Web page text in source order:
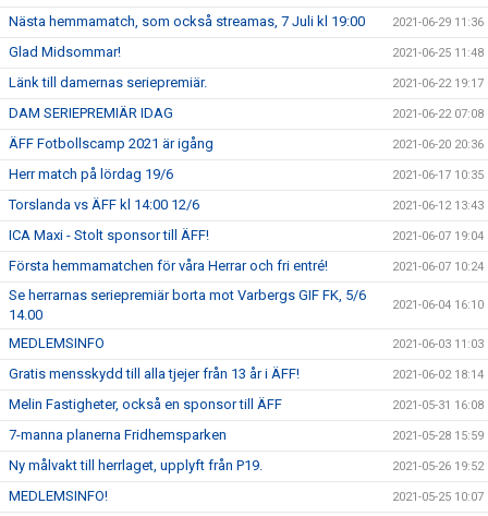
Nästa hemmamatch, som också streamas, 7 Juli kl 19:00 2021-06-29 11:36
Glad Midsommar! 2021-06-25 11:48
Länk till damernas seriepremiär. 2021-06-22 19:17
DAM SERIEPREMIÄR IDAG 2021-06-22 07:08
ÄFF Fotbollscamp 2021 är igång 2021-06-20 20:36
Herr match på lördag 19/6 2021-06-17 10:35
Torslanda vs ÄFF kl 14:00 12/6 2021-06-12 13:43
ICA Maxi - Stolt sponsor till ÄFF! 2021-06-07 19:04
Första hemmamatchen för våra Herrar och fri entré! 2021-06-07 10:24
Se herrarnas seriepremiär borta mot Varbergs GIF FK, 5/6
14.00
2021-06-04 16:10
MEDLEMSINFO 2021-06-03 11:03
Gratis mensskydd till alla tjejer från 13 år i ÄFF! 2021-06-02 18:14
Melin Fastigheter, också en sponsor till ÄFF 2021-05-31 16:08
7-manna planerna Fridhemsparken 2021-05-28 15:59
Ny målvakt till herrlaget, upplyft från P19. 2021-05-26 19:52
MEDLEMSINFO! 2021-05-25 10:07